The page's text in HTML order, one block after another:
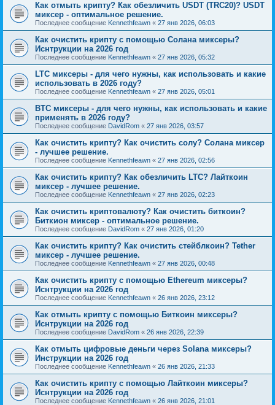
Как отмыть крипту? Как обезличить USDT (TRC20)? USDT
миксер - оптимальное решение.
Последнее сообщение Kennethfeawn « 27 янв 2026, 06:03
Как очистить крипту с помощью Солана миксеры?
Иснтрукции на 2026 год
Последнее сообщение Kennethfeawn « 27 янв 2026, 05:32
LTC миксеры - для чего нужны, как использовать и какие
использовать в 2026 году?
Последнее сообщение Kennethfeawn « 27 янв 2026, 05:01
BTC миксеры - для чего нужны, как использовать и какие
применять в 2026 году?
Последнее сообщение DavidRom « 27 янв 2026, 03:57
Как очистить крипту? Как очистить солу? Солана миксер
- лучшее решение.
Последнее сообщение Kennethfeawn « 27 янв 2026, 02:56
Как очистить крипту? Как обезличить LTC? Лайткоин
миксер - лучшее решение.
Последнее сообщение Kennethfeawn « 27 янв 2026, 02:23
Как очистить криптовалюту? Как очистить биткоин?
Биткион миксер - оптимальное решение.
Последнее сообщение DavidRom « 27 янв 2026, 01:20
Как очистить крипту? Как очистить стейблкоин? Tether
миксер - лучшее решение.
Последнее сообщение Kennethfeawn « 27 янв 2026, 00:48
Как очистить крипту с помощью Ethereum миксеры?
Иснтрукции на 2026 год
Последнее сообщение Kennethfeawn « 26 янв 2026, 23:12
Как отмыть крипту с помощью Биткоин миксеры?
Иснтрукции на 2026 год
Последнее сообщение DavidRom « 26 янв 2026, 22:39
Как отмыть цифровые деньги через Solana миксеры?
Инструкции на 2026 год
Последнее сообщение Kennethfeawn « 26 янв 2026, 21:33
Как очистить крипту с помощью Лайткоин миксеры?
Иснтрукции на 2026 год
Последнее сообщение Kennethfeawn « 26 янв 2026, 21:01